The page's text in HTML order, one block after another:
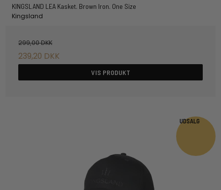
KINGSLAND LEA Kasket. Brown Iron. One Size
Kingsland
299,00 DKK
239,20 DKK
VIS PRODUKT
UDSALG